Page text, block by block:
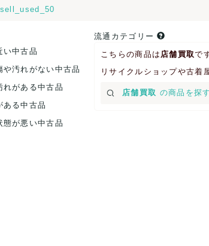
い中古品
や汚れがない中古品
れがある中古品
ある中古品
態が悪い中古品
流通カテゴリー
こちらの商品は 店舗買取で
リサイクルショップや古着
店舗買取 の商品を探す